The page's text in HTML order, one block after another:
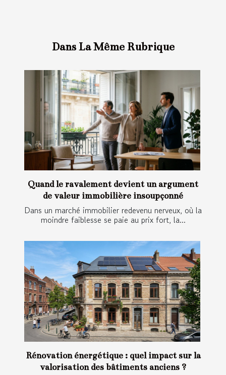
Dans La Même Rubrique
Quand le ravalement devient un argument
de valeur immobilière insoupçonné
Dans un marché immobilier redevenu nerveux, où la
moindre faiblesse se paie au prix fort, la...
Rénovation énergétique : quel impact sur la
valorisation des bâtiments anciens ?